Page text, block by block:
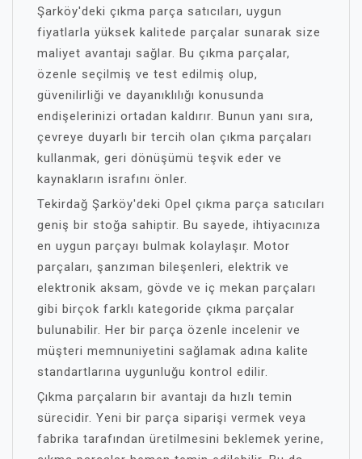
Şarköy'deki çıkma parça satıcıları, uygun
fiyatlarla yüksek kalitede parçalar sunarak size
maliyet avantajı sağlar. Bu çıkma parçalar,
özenle seçilmiş ve test edilmiş olup,
güvenilirliği ve dayanıklılığı konusunda
endişelerinizi ortadan kaldırır. Bunun yanı sıra,
çevreye duyarlı bir tercih olan çıkma parçaları
kullanmak, geri dönüşümü teşvik eder ve
kaynakların israfını önler.
Tekirdağ Şarköy'deki Opel çıkma parça satıcıları
geniş bir stoğa sahiptir. Bu sayede, ihtiyacınıza
en uygun parçayı bulmak kolaylaşır. Motor
parçaları, şanzıman bileşenleri, elektrik ve
elektronik aksam, gövde ve iç mekan parçaları
gibi birçok farklı kategoride çıkma parçalar
bulunabilir. Her bir parça özenle incelenir ve
müşteri memnuniyetini sağlamak adına kalite
standartlarına uygunluğu kontrol edilir.
Çıkma parçaların bir avantajı da hızlı temin
sürecidir. Yeni bir parça siparişi vermek veya
fabrika tarafından üretilmesini beklemek yerine,